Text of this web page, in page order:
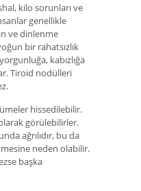
kilo sorunları ve
genellikle
ve dinlenme
bir rahatsızlık
kabızlığa
Tiroid nodülleri
hissedilebilir.
görülebilirler.
ağrılıdır, bu da
neden olabilir.
başka